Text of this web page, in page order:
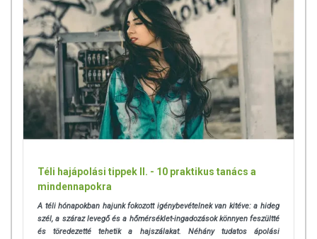
Téli hajápolási tippek II. - 10 praktikus tanács a
mindennapokra
A téli hónapokban hajunk fokozott igénybevételnek van kitéve: a hideg
szél, a száraz levegő és a hőmérséklet-ingadozások könnyen feszültté
és töredezetté tehetik a hajszálakat. Néhány tudatos ápolási